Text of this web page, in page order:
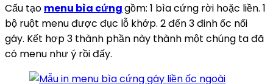
Cấu tạo menu bìa cứnggồm: 1 bìa cứng rời hoặc liền. 1
bộ ruột menu được đục lỗ khớp. 2 đến 3 đinh ốc nối
gáy. Kết hợp 3 thành phần này thành một chúng ta đã
có menu như ý rồi đấy.